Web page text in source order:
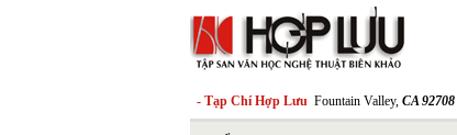
- Tạp Chí Hợp Lưu Fountain Valley, CA 92708